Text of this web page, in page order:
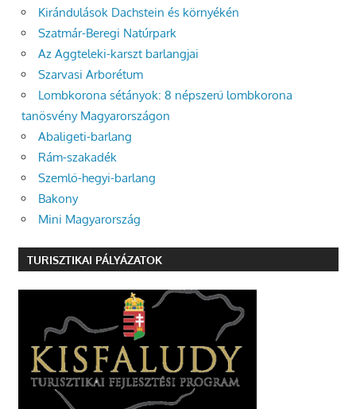
Kirándulások Dachstein és környékén
Szatmár-Beregi Natúrpark
Az Aggteleki-karszt barlangjai
Szarvasi Arborétum
Lombkorona sétányok: 8 népszerű lombkorona
tanösvény Magyarországon
Abaligeti-barlang
Rám-szakadék
Szemlő-hegyi-barlang
Bakony
Mini Magyarország
TURISZTIKAI PÁLYÁZATOK